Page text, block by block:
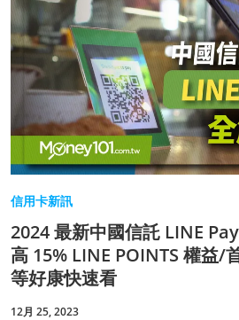
信用卡新訊
2024 最新中國信託 LINE
高 15% LINE POINTS 權益/
等好康快速看
12月 25, 2023